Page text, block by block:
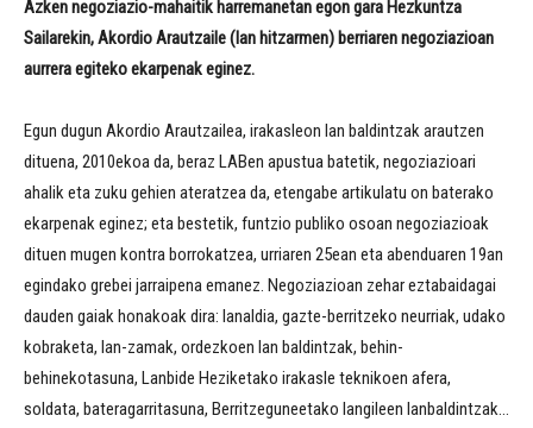
Azken negoziazio-mahaitik harremanetan egon gara Hezkuntza
Sailarekin, Akordio Arautzaile (lan hitzarmen) berriaren negoziazioan
aurrera egiteko ekarpenak eginez.
Egun dugun Akordio Arautzailea, irakasleon lan baldintzak arautzen
dituena, 2010ekoa da, beraz LABen apustua batetik, negoziazioari
ahalik eta zuku gehien ateratzea da, etengabe artikulatu on baterako
ekarpenak eginez; eta bestetik, funtzio publiko osoan negoziazioak
dituen mugen kontra borrokatzea, urriaren 25ean eta abenduaren 19an
egindako grebei jarraipena emanez. Negoziazioan zehar eztabaidagai
dauden gaiak honakoak dira: lanaldia, gazte-berritzeko neurriak, udako
kobraketa, lan-zamak, ordezkoen lan baldintzak, behin-
behinekotasuna, Lanbide Heziketako irakasle teknikoen afera,
soldata, bateragarritasuna, Berritzeguneetako langileen lanbaldintzak…